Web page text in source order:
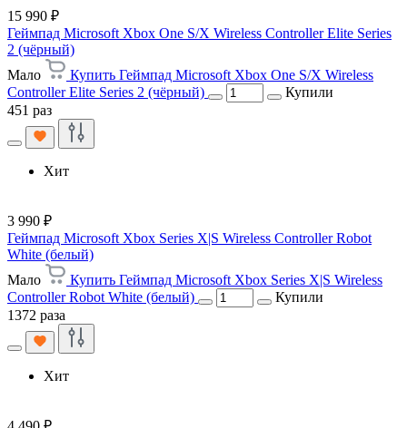
15 990 ₽
Геймпад Microsoft Xbox One S/X Wireless Controller Elite Series
2 (чёрный)
Мало
Купить Геймпад Microsoft Xbox One S/X Wireless
Controller Elite Series 2 (чёрный)
Купили
451 раз
Хит
3 990 ₽
Геймпад Microsoft Xbox Series X|S Wireless Controller Robot
White (белый)
Мало
Купить Геймпад Microsoft Xbox Series X|S Wireless
Controller Robot White (белый)
Купили
1372 раза
Хит